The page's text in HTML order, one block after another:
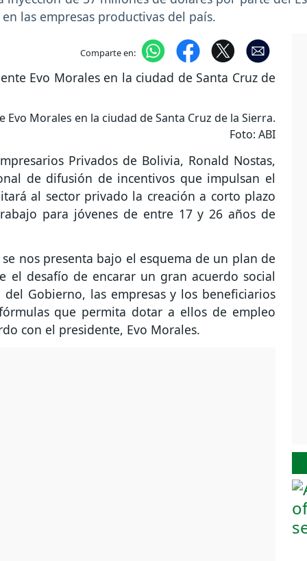
las empresas productivas del país.
Comparte en:
Morales en la ciudad de Santa Cruz de la Sierra.
Foto: ABI
Privados de Bolivia, Ronald Nostas,
de difusión de incentivos que impulsan el
al sector privado la creación a corto plazo
para jóvenes de entre 17 y 26 años de
nos presenta bajo el esquema de un plan de
el desafío de encarar un gran acuerdo social
Gobierno, las empresas y los beneficiarios
que permita dotar a ellos de empleo
con el presidente, Evo Morales.